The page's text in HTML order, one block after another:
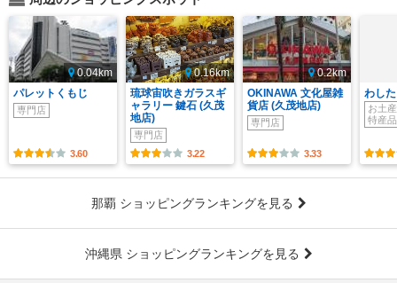
0.04km
パレットくもじ
専門店
3.60
0.16km
琉球宙吹きガラスギ
ャラリー 鍵石 (久茂
地店)
専門店
3.22
0.2km
OKINAWA 文化屋雑
貨店 (久茂地店)
専門店
3.33
わし
お土
特産品
那覇 ショッピングランキングを見る
沖縄県 ショッピングランキングを見る